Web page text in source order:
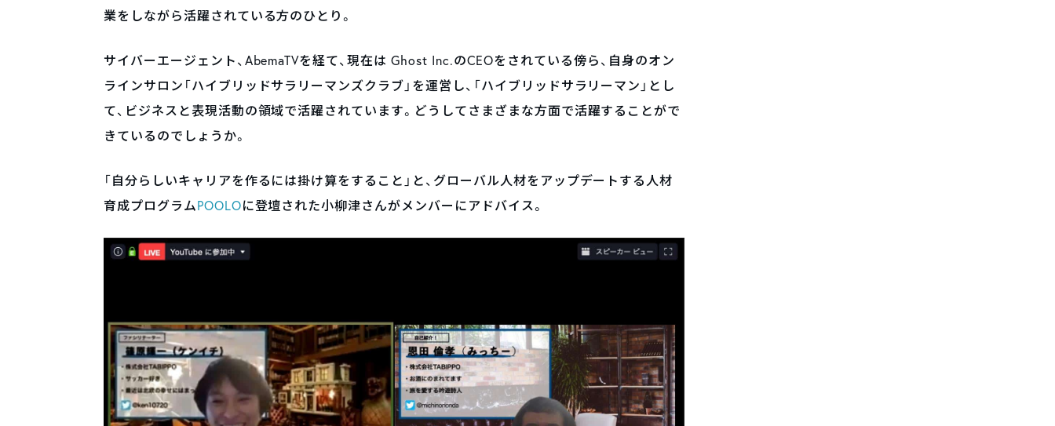
業をしながら活躍されている方のひとり。
サイバーエージェント、AbemaTVを経て、現在は Ghost Inc.のCEOをされている傍ら、自身のオン
ラインサロン「ハイブリッドサラリーマンズクラブ」を運営し、「ハイブリッドサラリーマン」とし
て、ビジネスと表現活動の領域で活躍されています。どうしてさまざまな方面で活躍することがで
きているのでしょうか。
「自分らしいキャリアを作るには掛け算をすること」と、グローバル人材をアップデートする人材
育成プログラムPOOLOに登壇された小柳津さんがメンバーにアドバイス。